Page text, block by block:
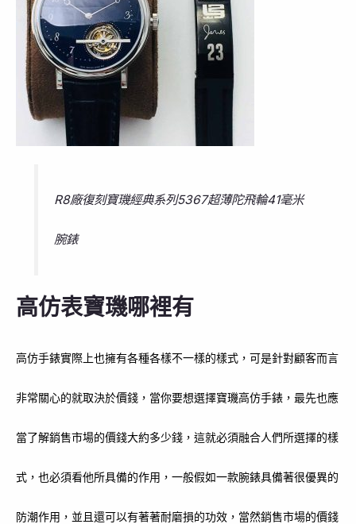
R8廠復刻寶璣經典系列5367超薄陀飛輪41毫米
腕錶
高仿表寶璣哪裡有
高仿手錶實際上也擁有各種各樣不一樣的樣式，可是針對顧客而言
非常關心的就取決於價錢，當你要想選擇寶璣高仿手錶，最先也應
當了解銷售市場的價錢大約多少錢，這就必須融合人們所選擇的樣
式，也必須看他所具備的作用，一般假如一款腕錶具備著很優異的
防潮作用，並且還可以有著著耐磨損的功效，當然銷售市場的價錢